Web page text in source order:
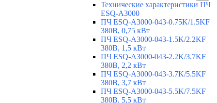
Технические характеристики ПЧ
ESQ-A3000
ПЧ ESQ-A3000-043-0.75K/1.5KF
380В, 0,75 кВт
ПЧ ESQ-A3000-043-1.5K/2.2KF
380В, 1,5 кВт
ПЧ ESQ-A3000-043-2.2K/3.7KF
380В, 2,2 кВт
ПЧ ESQ-A3000-043-3.7K/5.5KF
380В, 3,7 кВт
ПЧ ESQ-A3000-043-5.5K/7.5KF
380В, 5,5 кВт